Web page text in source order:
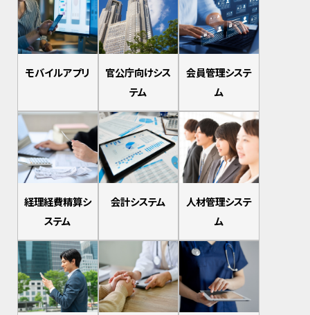
モバイルアプリ
官公庁向けシス
テム
会員管理システ
ム
経理経費精算シ
ステム
会計システム
人材管理システ
ム